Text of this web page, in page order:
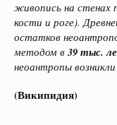
живопись на стенах
кости и роге).
остатков
методом в39 тыс.
неоантропы возникли
(Википидия)